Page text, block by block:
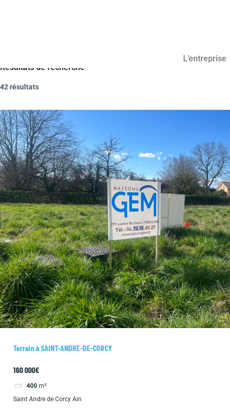
L’entreprise
Résultats de recherche
42 résultats
Terrain à SAINT-ANDRE-DE-CORCY
160 000€
400 m²
Saint Andre de Corcy Ain